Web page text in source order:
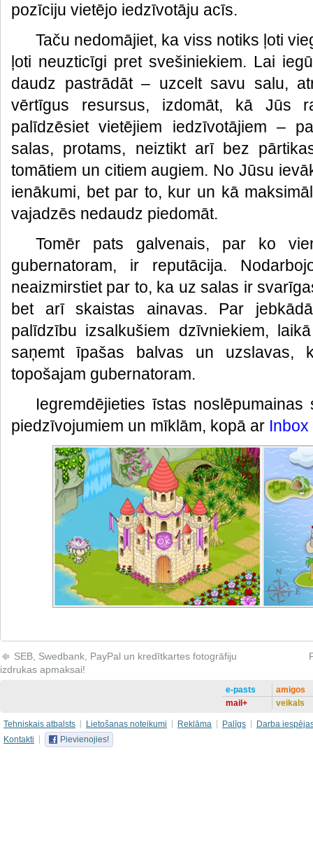
pozīciju vietējo iedzīvotāju acīs.
Taču nedomājiet, ka viss notiks ļoti
ļoti neuzticīgi pret svešiniekiem. Lai
daudz pastrādāt – uzcelt savu salu,
vērtīgus resursus, izdomāt, kā Jūs
palīdzēsiet vietējiem iedzīvotājiem –
salas, protams, neiztikt arī bez
tomātiem un citiem augiem. No Jūsu
ienākumi, bet par to, kur un kā
vajadzēs nedaudz piedomāt.
Tomēr pats galvenais, par ko
gubernatoram, ir reputācija.
neaizmirstiet par to, ka uz salas ir
bet arī skaistas ainavas. Par
palīdzību izsalkušiem dzīvniekiem,
saņemt īpašas balvas un uzslavas,
topošajam gubernatoram.
Iegremdējieties īstas
piedzīvojumiem un mīklām, kopā ar
SEB, Swedbank, PayPal un kredītkartes fotogrāfiju
izdrukas apmaksai!
e-pasts
mail+
amigos
veikals
Tehniskais atbalsts Lietošanas noteikumi Reklāma Palīgs
Darba
Kontakti
Pievienojies!